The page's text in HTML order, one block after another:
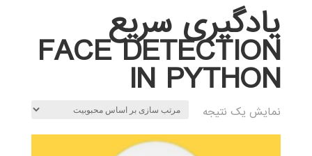
یادگیری سریع
FACE DETECTION
IN PYTHON
نمایش یک نتیجه